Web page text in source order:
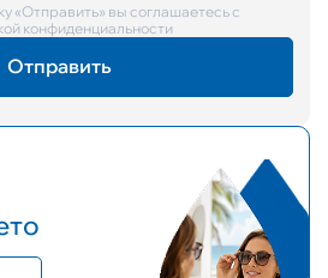
«Отправить» вы соглашаетесь с
конфиденциальности